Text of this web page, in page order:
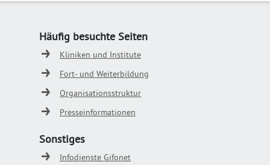
Häufig besuchte Seiten
Kliniken und Institute
Fort- und Weiterbildung
Organisationsstruktur
Presseinformationen
Sonstiges
Infodienste Gifonet